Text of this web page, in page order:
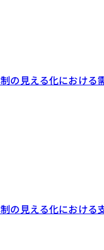
の見える化におけ
の見える化におけ